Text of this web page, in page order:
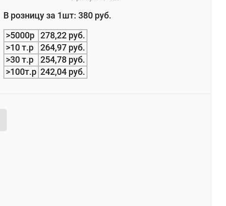
В розницу за 1шт: 380 руб.
>5000р
278,22 руб.
>10 т.р
264,97 руб.
>30 т.р
254,78 руб.
>100т.р 242,04 руб.